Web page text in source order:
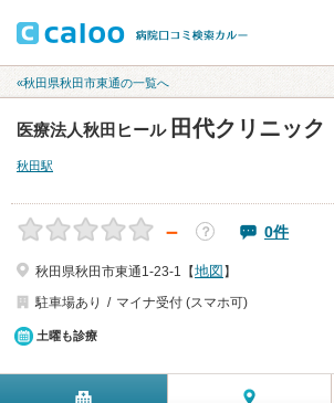
«秋田県秋田市東通の一覧へ
医療法人秋田ヒール 田代クリニック
秋田駅
－ ？ 0件
秋田県秋田市東通1-23-1【地図 】
駐車場あり
マイナ受付 (スマホ可)
土曜も診療